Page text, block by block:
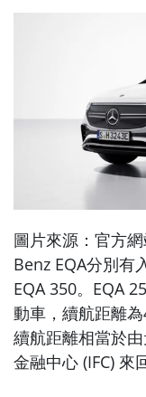
圖片來源：官方
Benz EQA分別有
EQA 350。EQA
動車，續航距離
續航距離相當於
金融中心 (IFC) 來